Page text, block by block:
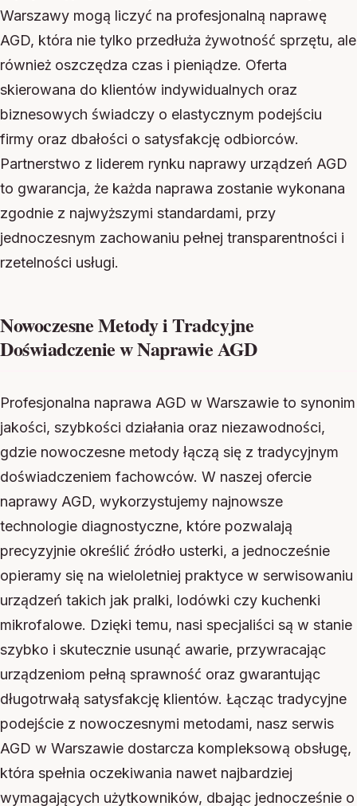
Warszawy mogą liczyć na profesjonalną naprawę
AGD, która nie tylko przedłuża żywotność sprzętu, ale
również oszczędza czas i pieniądze. Oferta
skierowana do klientów indywidualnych oraz
biznesowych świadczy o elastycznym podejściu
firmy oraz dbałości o satysfakcję odbiorców.
Partnerstwo z liderem rynku naprawy urządzeń AGD
to gwarancja, że każda naprawa zostanie wykonana
zgodnie z najwyższymi standardami, przy
jednoczesnym zachowaniu pełnej transparentności i
rzetelności usługi.
Nowoczesne Metody i Tradcyjne
Doświadczenie w Naprawie AGD
Profesjonalna naprawa AGD w Warszawie to synonim
jakości, szybkości działania oraz niezawodności,
gdzie nowoczesne metody łączą się z tradycyjnym
doświadczeniem fachowców. W naszej ofercie
naprawy AGD, wykorzystujemy najnowsze
technologie diagnostyczne, które pozwalają
precyzyjnie określić źródło usterki, a jednocześnie
opieramy się na wieloletniej praktyce w serwisowaniu
urządzeń takich jak pralki, lodówki czy kuchenki
mikrofalowe. Dzięki temu, nasi specjaliści są w stanie
szybko i skutecznie usunąć awarie, przywracając
urządzeniom pełną sprawność oraz gwarantując
długotrwałą satysfakcję klientów. Łącząc tradycyjne
podejście z nowoczesnymi metodami, nasz serwis
AGD w Warszawie dostarcza kompleksową obsługę,
która spełnia oczekiwania nawet najbardziej
wymagających użytkowników, dbając jednocześnie o